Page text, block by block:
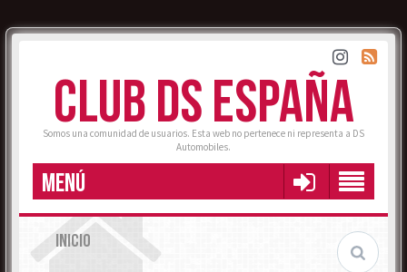
CLUB DS ESPAÑA
Somos una comunidad de usuarios. Esta web no pertenece ni representa a DS
Automobiles.
MENÚ
INICIO